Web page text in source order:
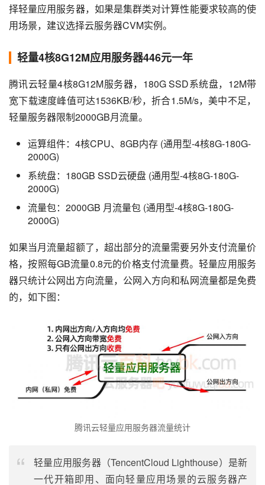
择轻量应用服务器，如果是集群类对计算性能要求较高的使
用场景，建议选择云服务器CVM实例。
轻量4核8G12M应用服务器446元一年
腾讯云轻量4核8G12M服务器，180G SSD系统盘，12M带
宽下载速度峰值可达1536KB/秒，折合1.5M/s，美中不足，
轻量服务器限制2000GB月流量。
运算组件：4核CPU、8GB内存 (通用型-4核8G-180G-
2000G)
系统盘：180GB SSD云硬盘 (通用型-4核8G-180G-
2000G)
流量包：2000GB 月流量包 (通用型-4核8G-180G-
2000G)
如果当月流量超额了，超出部分的流量需要另外支付流量价
格，按照每GB流量0.8元的价格支付流量费。轻量应用服务
器只统计公网出方向流量，公网入方向和私网流量都是免费
的，如下图：
腾讯云轻量应用服务器流量统计
轻量应用服务器（TencentCloud Lighthouse）是新
一代开箱即用、面向轻量应用场景的云服务器产